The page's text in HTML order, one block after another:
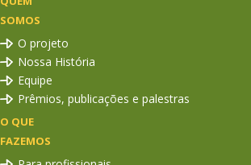
SOMOS
O projeto
Nossa História
Equipe
Prêmios, publicações e palestras
O QUE
FAZEMOS